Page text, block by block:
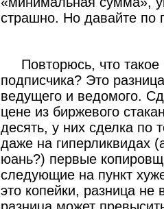
страшно. Но давайте по
Повторюсь, что такое
подписчика? Это
ведущего и ведомого.
цене из биржевого
десять, у них сделка по
даже на гиперликвидах
юань?) первые
следующие на пункт
это копейки, разница не